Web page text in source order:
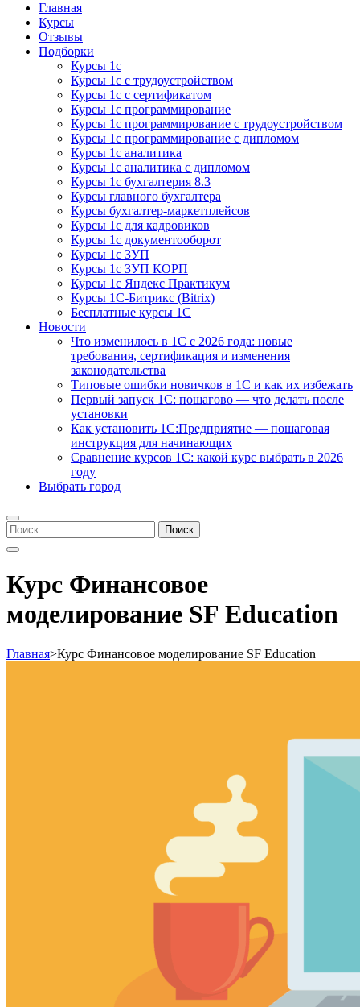
Курсы 1С
Курсы 1С официальная сертификация
Главная
Курсы
Отзывы
Подборки
Курсы 1с
Курсы 1с с трудоустройством
Курсы 1с с сертификатом
Курсы 1с программирование
Курсы 1с программирование с трудоустройством
Курсы 1с программирование с дипломом
Курсы 1с аналитика
Курсы 1с аналитика с дипломом
Курсы 1с бухгалтерия 8.3
Курсы главного бухгалтера
Курсы бухгалтер-маркетплейсов
Курсы 1с для кадровиков
Курсы 1с документооборот
Курсы 1с ЗУП
Курсы 1с ЗУП КОРП
Курсы 1с Яндекс Практикум
Курсы 1С-Битрикс (Bitrix)
Бесплатные курсы 1С
Новости
Что изменилось в 1С с 2026 года: новые
требования, сертификация и изменения
законодательства
Типовые ошибки новичков в 1С и как их избежать
Первый запуск 1С: пошагово — что делать после
установки
Как установить 1С:Предприятие — пошаговая
инструкция для начинающих
Сравнение курсов 1С: какой курс выбрать в 2026
году
Выбрать город
Найти:
Курс Финансовое
моделирование SF Education
Главная>Курс Финансовое моделирование SF Education